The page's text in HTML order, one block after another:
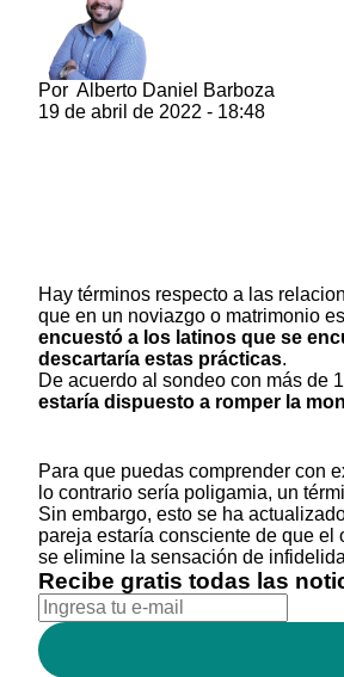
Por Alberto Daniel Barboza
19 de abril de 2022 - 18:48
Hay términos respecto a las
que en un noviazgo o matrimonio
encuestó a los latinos que se
descartaría estas prácticas.
De acuerdo al sondeo con más de
estaría dispuesto a romper la
Para que puedas comprender con
lo contrario sería poligamia, un
Sin embargo, esto se ha
pareja estaría consciente de que
se elimine la sensación de
Recibe gratis todas las